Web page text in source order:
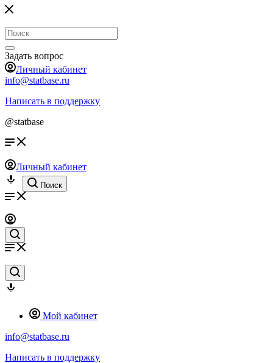
Задать вопрос
Личный кабинет
info@statbase.ru
Написать в поддержку
@statbase
Личный кабинет
Поиск
Мой кабинет
info@statbase.ru
Написать в поддержку